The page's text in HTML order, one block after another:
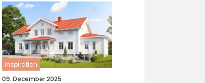
inspiration
09. December 2025